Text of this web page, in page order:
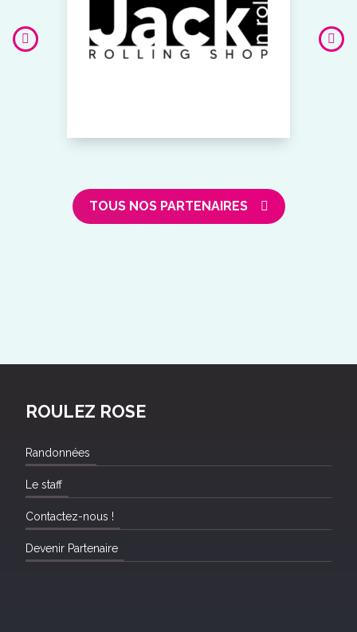
TOUS NOS PARTENAIRES
ROULEZ ROSE
Randonnées
Le staff
Contactez-nous !
Devenir Partenaire